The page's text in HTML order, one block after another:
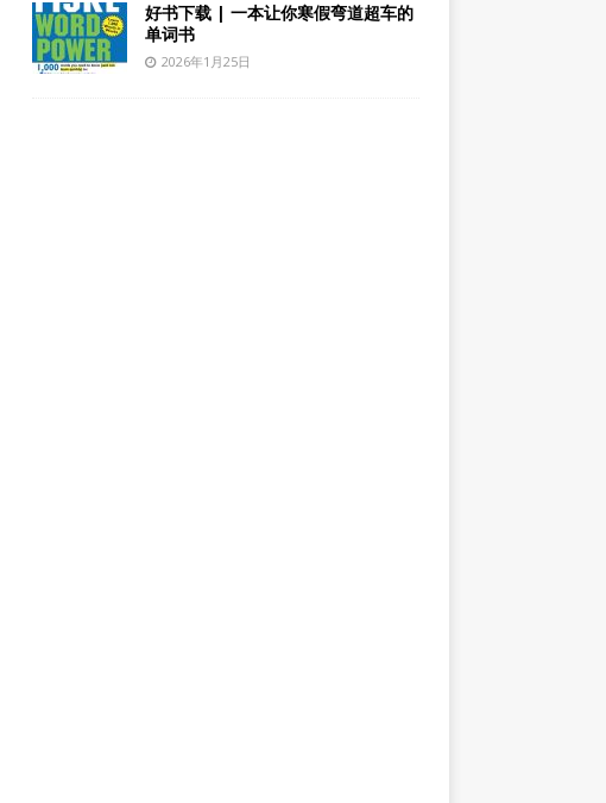
好书下载 | 一本让你寒假弯道超车的
单词书
2026年1月25日